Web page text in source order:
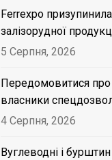
Ferrexpo
залізорудної
5 Серпня, 2026
Передомовитися про
власники
4 Серпня, 2026
Вуглеводні і